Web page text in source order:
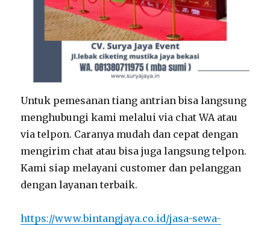
Untuk pemesanan tiang antrian bisa langsung
menghubungi kami melalui via chat WA atau
via telpon. Caranya mudah dan cepat dengan
mengirim chat atau bisa juga langsung telpon.
Kami siap melayani customer dan pelanggan
dengan layanan terbaik.
https://www.bintangjaya.co.id/jasa-sewa-